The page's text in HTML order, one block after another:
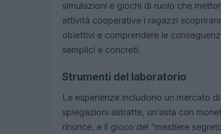
simulazioni e giochi di ruolo che
attività cooperative i ragazzi
obiettivi e comprendere le
semplici e concreti.
Strumenti del laboratorio
Le esperienze includono un mercato
spiegazioni astratte, un’asta con
rinunce, e il gioco del “mestiere